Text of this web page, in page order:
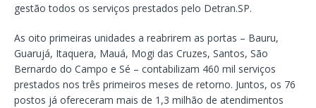
gestão todos os serviços prestados pelo Detran.SP.
As oito primeiras unidades a reabrirem as portas – Bauru,
Guarujá, Itaquera, Mauá, Mogi das Cruzes, Santos, São
Bernardo do Campo e Sé – contabilizam 460 mil serviços
prestados nos três primeiros meses de retorno. Juntos, os 76
postos já ofereceram mais de 1,3 milhão de atendimentos